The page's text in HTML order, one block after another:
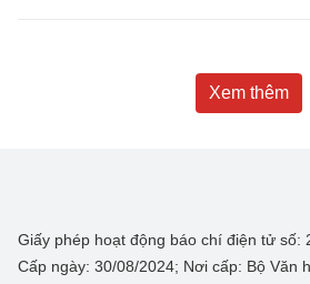
Xem thêm
Giấy phép hoạt động báo chí điện tử số:
Cấp ngày: 30/08/2024; Nơi cấp: Bộ Văn